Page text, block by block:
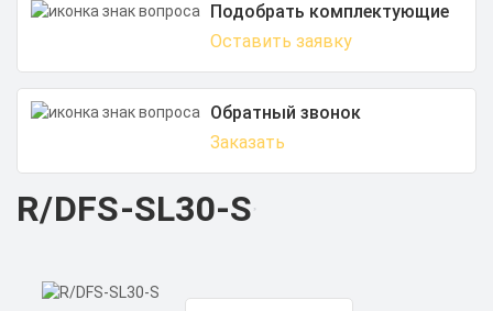
Подобрать комплектующие
Оставить заявку
Обратный звонок
Заказать
R/DFS-SL30-S